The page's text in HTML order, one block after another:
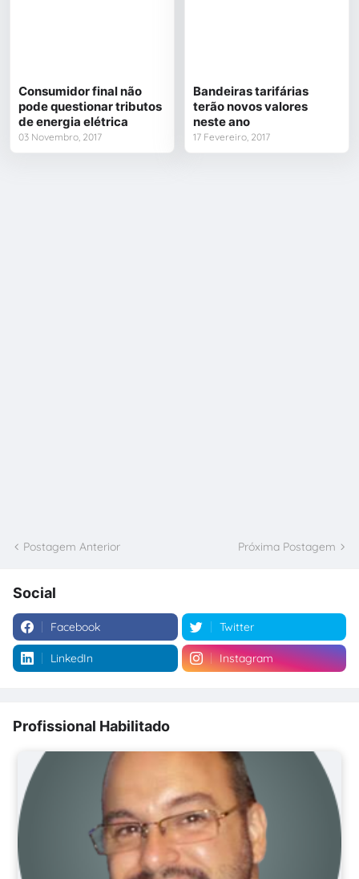
Consumidor final não
pode questionar tributos
de energia elétrica
03 Novembro, 2017
Bandeiras tarifárias
terão novos valores
neste ano
17 Fevereiro, 2017
Postagem Anterior Próxima Postagem
Social
Facebook Twitter
LinkedIn Instagram
Profissional Habilitado